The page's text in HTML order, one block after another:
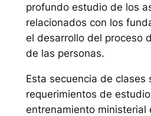
profundo estudio de los
relacionados con los
el desarrollo del proceso
de las personas.
Esta secuencia de clases
requerimientos de
entrenamiento ministerial